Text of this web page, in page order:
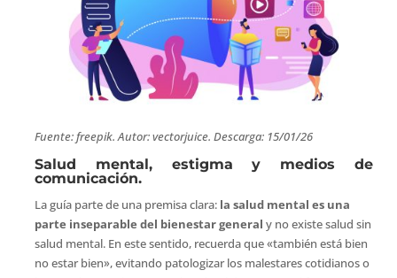
Fuente: freepik. Autor: vectorjuice. Descarga: 15/01/26
Salud mental, estigma y medios de
comunicación.
La guía parte de una premisa clara: la salud mental es una
parte inseparable del bienestar general y no existe salud sin
salud mental. En este sentido, recuerda que «también está bien
no estar bien», evitando patologizar los malestares cotidianos o